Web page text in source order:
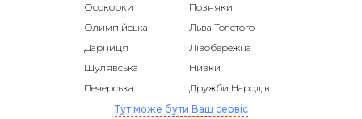
Осокорки
Позняки
Олимпійська
Льва Толстого
Дарниця
Лівобережна
Шулявська
Нивки
Печерська
Дружби Народів
Тут може бути Ваш сервіс